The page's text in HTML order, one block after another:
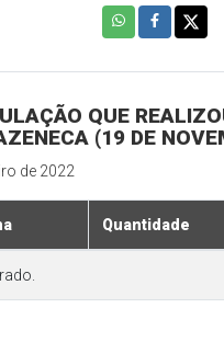
QUE
(19 DE
de 2022
Quantidade